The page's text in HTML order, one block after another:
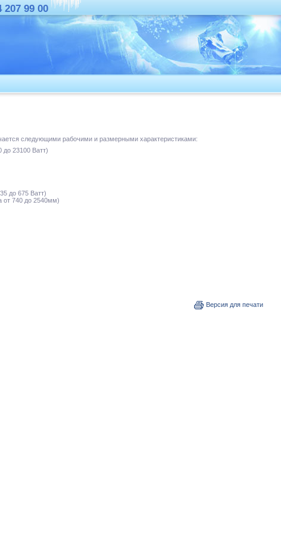
99 00
следующими рабочими и размерными характеристиками:
до 23100 Ватт)
до 675 Ватт)
от 740 до 2540мм)
Версия для печати